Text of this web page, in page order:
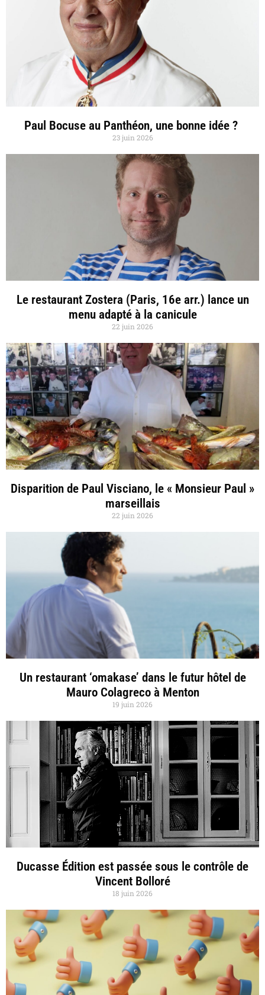
Paul Bocuse au Panthéon, une bonne idée ?
23 juin 2026
Le restaurant Zostera (Paris, 16e arr.) lance un
menu adapté à la canicule
22 juin 2026
Disparition de Paul Visciano, le « Monsieur Paul »
marseillais
22 juin 2026
Un restaurant ‘omakase’ dans le futur hôtel de
Mauro Colagreco à Menton
19 juin 2026
Ducasse Édition est passée sous le contrôle de
Vincent Bolloré
18 juin 2026